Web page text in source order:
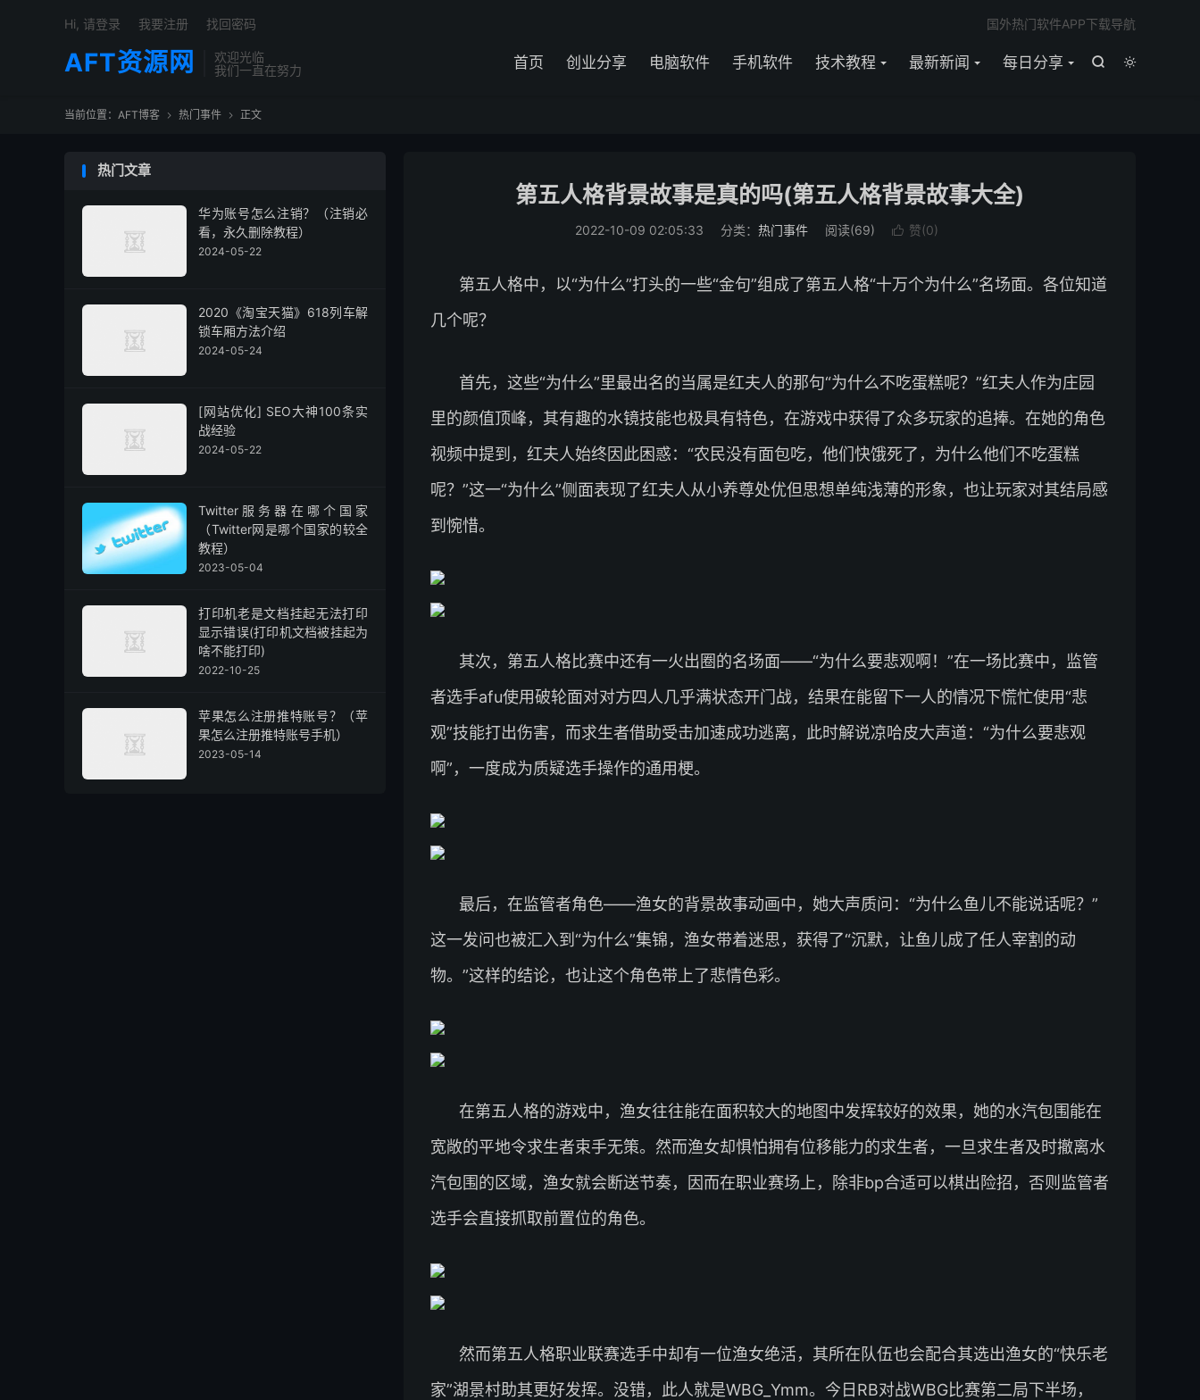
AFT资源网
欢迎光临
我们一直在努力


首页 创业分享 电脑软件 手机软件 技术教程 最新新闻 每日分享
国外热门软件APP下载导航
Hi, 请登录 我要注册 找回密码
当前位置： AFT博客  热门事件  正文
第五人格背景故事是真的吗(第五人格背景故事大全)
2022-10-09 02:05:33 分类： 热门事件 阅读(69)  赞(0)
第五人格中，以“为什么”打头的一些“金句”组成了第五人格“十万个为什么”名场面。各位知道
几个呢？
首先，这些“为什么”里最出名的当属是红夫人的那句“为什么不吃蛋糕呢？”红夫人作为庄园
里的颜值顶峰，其有趣的水镜技能也极具有特色，在游戏中获得了众多玩家的追捧。在她的角色
视频中提到，红夫人始终因此困惑：“农民没有面包吃，他们快饿死了，为什么他们不吃蛋糕
呢？”这一“为什么”侧面表现了红夫人从小养尊处优但思想单纯浅薄的形象，也让玩家对其结局感
到惋惜。
其次，第五人格比赛中还有一火出圈的名场面——“为什么要悲观啊！”在一场比赛中，监管
者选手afu使用破轮面对对方四人几乎满状态开门战，结果在能留下一人的情况下慌忙使用“悲
观”技能打出伤害，而求生者借助受击加速成功逃离，此时解说凉哈皮大声道：“为什么要悲观
啊”，一度成为质疑选手操作的通用梗。
最后，在监管者角色——渔女的背景故事动画中，她大声质问：“为什么鱼儿不能说话呢？”
这一发问也被汇入到“为什么”集锦，渔女带着迷思，获得了“沉默，让鱼儿成了任人宰割的动
物。”这样的结论，也让这个角色带上了悲情色彩。
在第五人格的游戏中，渔女往往能在面积较大的地图中发挥较好的效果，她的水汽包围能在
宽敞的平地令求生者束手无策。然而渔女却惧怕拥有位移能力的求生者，一旦求生者及时撤离水
汽包围的区域，渔女就会断送节奏，因而在职业赛场上，除非bp合适可以棋出险招，否则监管者
选手会直接抓取前置位的角色。
然而第五人格职业联赛选手中却有一位渔女绝活，其所在队伍也会配合其选出渔女的“快乐老
家”湖景村助其更好发挥。没错，此人就是WBG_Ymm。今日RB对战WBG比赛第二局下半场，
热门文章
华为账号怎么注销？（注销必
看，永久删除教程）
2024-05-22
2020《淘宝天猫》618列车解
锁车厢方法介绍
2024-05-24
[网站优化] SEO大神100条实
战经验
2024-05-22
Twitter服务器在哪个国家
（Twitter网是哪个国家的较全
教程）
2023-05-04
打印机老是文档挂起无法打印
显示错误(打印机文档被挂起为
啥不能打印)
2022-10-25
苹果怎么注册推特账号？（苹
果怎么注册推特账号手机）
2023-05-14